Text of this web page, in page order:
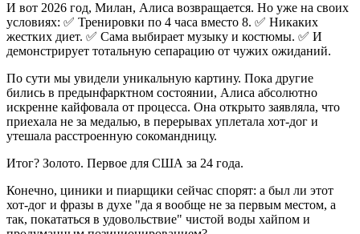
И вот 2026 год, Милан, Алиса возвращается. Но уже на своих
условиях: ✅ Тренировки по 4 часа вместо 8. ✅ Никаких
жестких диет. ✅ Сама выбирает музыку и костюмы. ✅ И
демонстрирует тотальную сепарацию от чужих ожиданий.
По сути мы увидели уникальную картину. Пока другие
бились в предынфарктном состоянии, Алиса абсолютно
искренне кайфовала от процесса. Она открыто заявляла, что
приехала не за медалью, в перерывах уплетала хот-дог и
утешала расстроенную сокомандницу.
Итог? Золото. Первое для США за 24 года.
Конечно, циники и пиарщики сейчас спорят: а был ли этот
хот-дог и фразы в духе "да я вообще не за первым местом, а
так, покататься в удовольствие" чистой воды хайпом и